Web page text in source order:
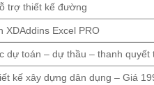
trợ thiết kế đường
XDAddins Excel PRO
dự toán – dự thầu – thanh quyết
kế xây dựng dân dụng – Giá